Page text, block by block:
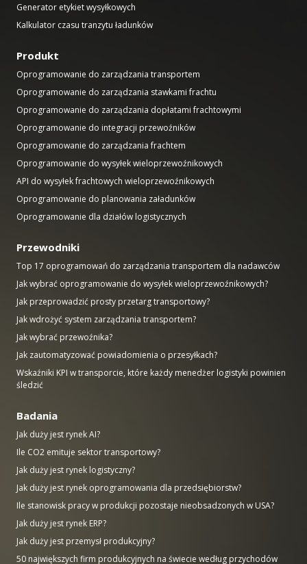
Generator etykiet wysyłkowych
Kalkulator czasu tranzytu ładunków
Produkt
Oprogramowanie do zarządzania transportem
Oprogramowanie do zarządzania stawkami frachtu
Oprogramowanie do zarządzania dopłatami frachtowymi
Oprogramowanie do integracji przewoźników
Oprogramowanie do zarządzania frachtem
Oprogramowanie do wysyłek wieloprzewoźnikowych
API do wysyłek frachtowych wieloprzewoźnikowych
Oprogramowanie do planowania załadunków
Oprogramowanie dla działów logistycznych
Przewodniki
Top 17 oprogramowań do zarządzania transportem dla nadawców
Jak wybrać oprogramowanie do wysyłek wieloprzewoźnikowych?
Jak przeprowadzić prosty przetarg transportowy?
Jak wdrożyć system zarządzania transportem?
Jak wybrać przewoźnika?
Jak zautomatyzować powiadomienia o przesyłkach?
Wskaźniki KPI w transporcie, które każdy menedżer logistyki powinien
śledzić
Badania
Jak duży jest rynek AI?
Ile CO2 emituje sektor transportowy?
Jak duży jest rynek logistyczny?
Jak duży jest rynek oprogramowania dla przedsiębiorstw?
Ile stanowisk pracy w produkcji pozostaje nieobsadzonych w USA?
Jak duży jest rynek ERP?
Jak duży jest przemysł produkcyjny?
50 największych firm produkcyjnych na świecie według przychodów